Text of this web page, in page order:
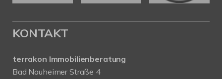
KONTAKT
terrakon Immobilienberatung
Bad Nauheimer Straße 4